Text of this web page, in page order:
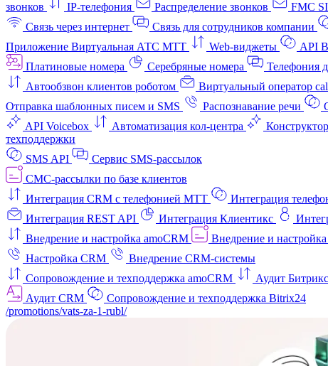
звонков
IP-телефония Распределение звонков FMC
Связь через интернет
Связь для сотрудников компании
Приложение Виртуальная АТС МТТ
Web-виджеты API
Платиновые номера
Серебряные номера Телефония
Автообзвон клиентов роботом
Виртуальный оператор
Отправка шаблонных писем и SMS
Распознавание речи
API Voicebox
Автоматизация кол‑центра
техподдержки
SMS API
Сервис SMS-рассылок
СМС-рассылки по базе клиентов
Интеграция CRM с телефонией МТТ
Интеграция
Интеграция REST API
Интеграция Клиентикс
Внедрение и настройка amoCRM
Внедрение и
Настройка CRM
Внедрение CRM-системы
Сопровождение и техподдержка amoCRM
Аудит
Аудит CRM
Сопровождение и техподдержка Bitrix24
/promotions/vats-za-1-rubl/